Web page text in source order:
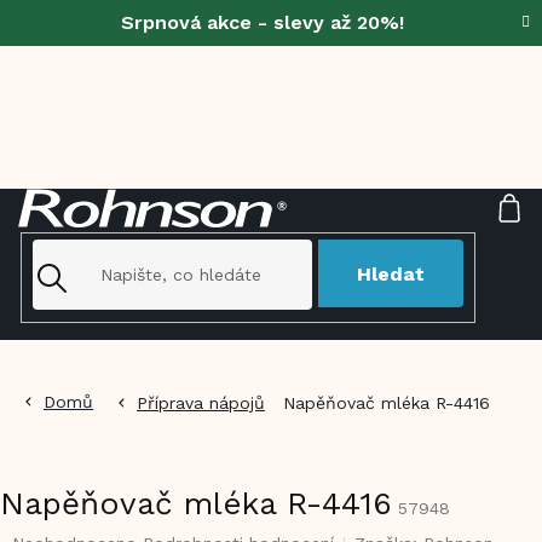
Srpnová akce - slevy až 20%!
Hledat
Domů Příprava nápojů Napěňovač mléka R-4416
Napěňovač mléka R-4416 57948